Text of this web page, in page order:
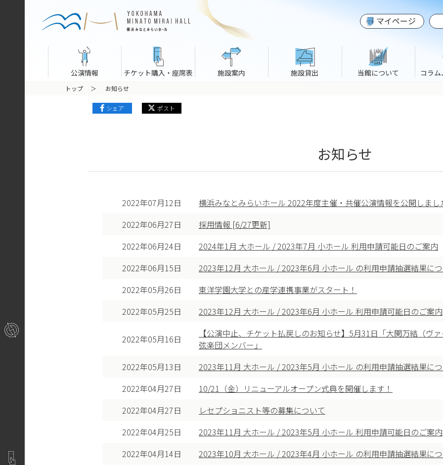
マイページ
公演情報 チケット購入・座席表 施設案内 施設貸出 当館について コラ
トップ お知らせ
シェア ポスト
お知らせ
2022年07月12日
横浜みなとみらいホール 2022年度主催・共催公演情報を公開しまし
2022年06月27日
採用情報 [6/27更新]
2022年06月24日
2024年1月 大ホール / 2023年7月 小ホール 利用申請可能日のご案内
2022年06月15日
2023年12月 大ホール / 2023年6月 小ホール の利用申請抽選結果に
2022年05月26日
東洋学園大学との産学連携事業がスタート！
2022年05月25日
2023年12月 大ホール / 2023年6月 小ホール 利用申請可能日のご案内
2022年05月16日
【公演中止、チケット払戻しのお知らせ】5月31日「大関万結（
弦楽団メンバー」
2022年05月13日
2023年11月 大ホール / 2023年5月 小ホール の利用申請抽選結果に
2022年04月27日
10/21（金）リニューアルオープン式典を開催します！
2022年04月27日
レセプショニスト等の募集について
2022年04月25日
2023年11月 大ホール / 2023年5月 小ホール 利用申請可能日のご案内
2022年04月14日
2023年10月 大ホール / 2023年4月 小ホール の利用申請抽選結果に